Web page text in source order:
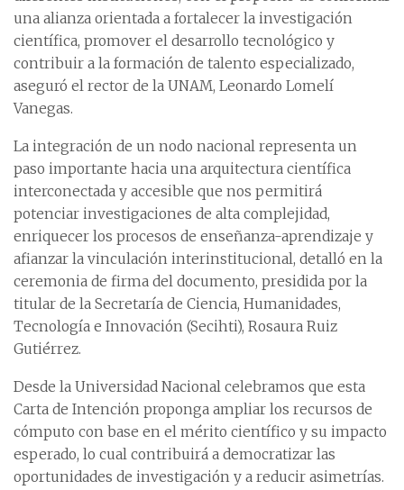
una alianza orientada a fortalecer la investigación
científica, promover el desarrollo tecnológico y
contribuir a la formación de talento especializado,
aseguró el rector de la UNAM, Leonardo Lomelí
Vanegas.
La integración de un nodo nacional representa un
paso importante hacia una arquitectura científica
interconectada y accesible que nos permitirá
potenciar investigaciones de alta complejidad,
enriquecer los procesos de enseñanza-aprendizaje y
afianzar la vinculación interinstitucional, detalló en la
ceremonia de firma del documento, presidida por la
titular de la Secretaría de Ciencia, Humanidades,
Tecnología e Innovación (Secihti), Rosaura Ruiz
Gutiérrez.
Desde la Universidad Nacional celebramos que esta
Carta de Intención proponga ampliar los recursos de
cómputo con base en el mérito científico y su impacto
esperado, lo cual contribuirá a democratizar las
oportunidades de investigación y a reducir asimetrías.